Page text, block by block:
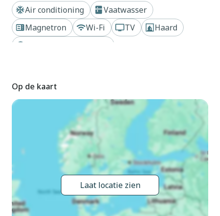
verwarmingsmogelijkheid. Balkonmeubilair. Mooi uitzicht op
zee en de haven. Ter beschikking: strijkijzer, kinderstoel,
kinderbed, haardroger. Internet (WiFi, gratis). Geen
parkeerplaats. Maximaal 1 huisdier/hond toegestaan.
Buiten
Flatgebouw "Puerto Banus First Line". In het centrum van
Puerto Banús, drukke ligging, 50 m van zee, 100 m van het
strand, in een voetgangerszone, op het zuiden. In het
complex: Openbare parkeergarage op 100 m, extra. Winkel 5
m, supermarkt 200 m, restaurant, bar, café,
voetgangersgebied, biertuin 5 m, bushalte "Puerto Banus"
200 m, zandstrand 100 m. Jachthaven, jachthaven 5 m,
golfterrein (18 holes) 3 km. Geen lift. Nachtclub/disco in de
buurt. De woning bevindt zich in een voor verkeer beperkte
Air conditioning
Vaatwasser
Magnetron
Wi-Fi TV
Haard
Op de kaart
Laat locatie zien